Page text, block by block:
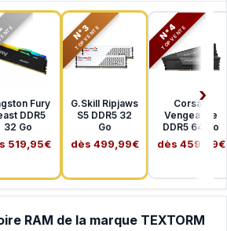
Fury
DDR5
32 Go
519,95€
N°3
TOP VENTE
G.Skill Ripjaws
S5 DDR5 32
Go
dès 499,99€
N°4
TOP VENTE
Corsair
Vengeance
DDR5 64 Go
dès 459,99€
RAM de la marque TEXTORM